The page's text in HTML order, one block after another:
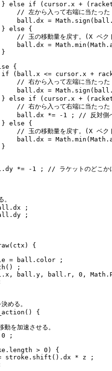
else if (cursor.x +
// 左から入って右端に当たった
ball.dx =
else {
// 玉の移動量を戻す。(X ベク
ball.dx =
{
(ball.x <= cursor.x +
// 右から入って左端に当たった
ball.dx =
else if (cursor.x +
// 右から入って右端に当たった
ball.dx *= -1 ; // 反対側
else {
// 玉の移動量を戻す。(X ベク
ball.dx =
*= -1 ; // ラケットのどこかに
;
;
{
= ball.color ;
;
ball.y, ball.r, 0,
める。
{
を加速させる。
;
> 0) {
stroke.shift().dx * z ;